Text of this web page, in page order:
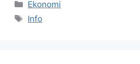
Kategori
Ekonomi
Tag
Info